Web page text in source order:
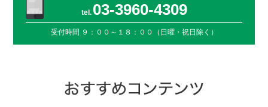
03-3960-4309
受付時間 ９：００～１８：００（日曜・祝日除く）